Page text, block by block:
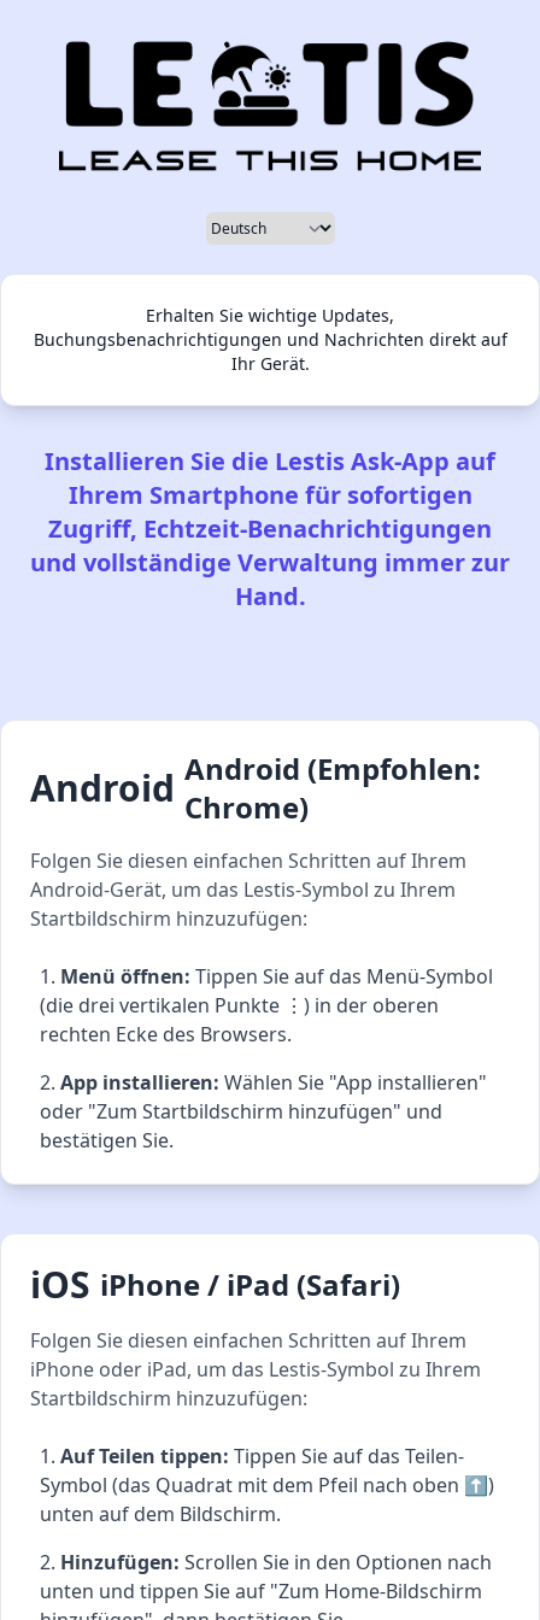
Sprache wählen
Erhalten Sie wichtige Updates,
Buchungsbenachrichtigungen und Nachrichten direkt auf
Ihr Gerät.
Installieren Sie die Lestis Ask-App auf
Ihrem Smartphone für sofortigen
Zugriff, Echtzeit-Benachrichtigungen
und vollständige Verwaltung immer zur
Hand.
Android Android (Empfohlen:
Chrome)
Folgen Sie diesen einfachen Schritten auf Ihrem
Android-Gerät, um das Lestis-Symbol zu Ihrem
Startbildschirm hinzuzufügen:
Menü öffnen: Tippen Sie auf das Menü-Symbol
(die drei vertikalen Punkte ⋮) in der oberen
rechten Ecke des Browsers.
App installieren: Wählen Sie "App installieren"
oder "Zum Startbildschirm hinzufügen" und
bestätigen Sie.
iOS iPhone / iPad (Safari)
Folgen Sie diesen einfachen Schritten auf Ihrem
iPhone oder iPad, um das Lestis-Symbol zu Ihrem
Startbildschirm hinzuzufügen:
Auf Teilen tippen: Tippen Sie auf das Teilen-
Symbol (das Quadrat mit dem Pfeil nach oben ⬆︎)
unten auf dem Bildschirm.
Hinzufügen: Scrollen Sie in den Optionen nach
unten und tippen Sie auf "Zum Home-Bildschirm